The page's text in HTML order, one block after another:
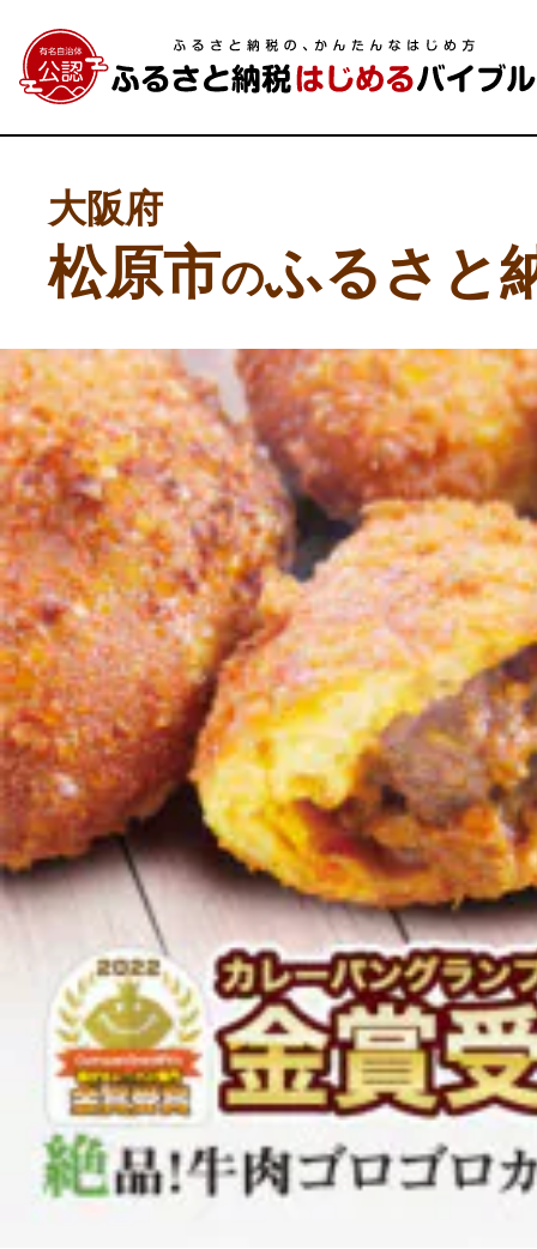
よく見られている返礼品
ふるさと納税徹底比較
寄付上限額シミュレーション
給与所得者版
大阪府
松原市のふるさと